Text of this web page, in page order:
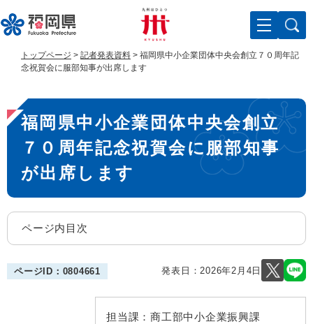
ー
ジ
す
。
ニ
ュ
し
て
トップページ > 記者発表資料 > 福岡県中小企業団体中央会創立７０周年記
念祝賀会に服部知事が出席します
本
文
福岡県中小企業団体中央会創立
７０周年記念祝賀会に服部知事
が出席します
ページ内目次
ページID：0804661 発表日：2026年2月4日
担当課： 商工部中小企業振興課